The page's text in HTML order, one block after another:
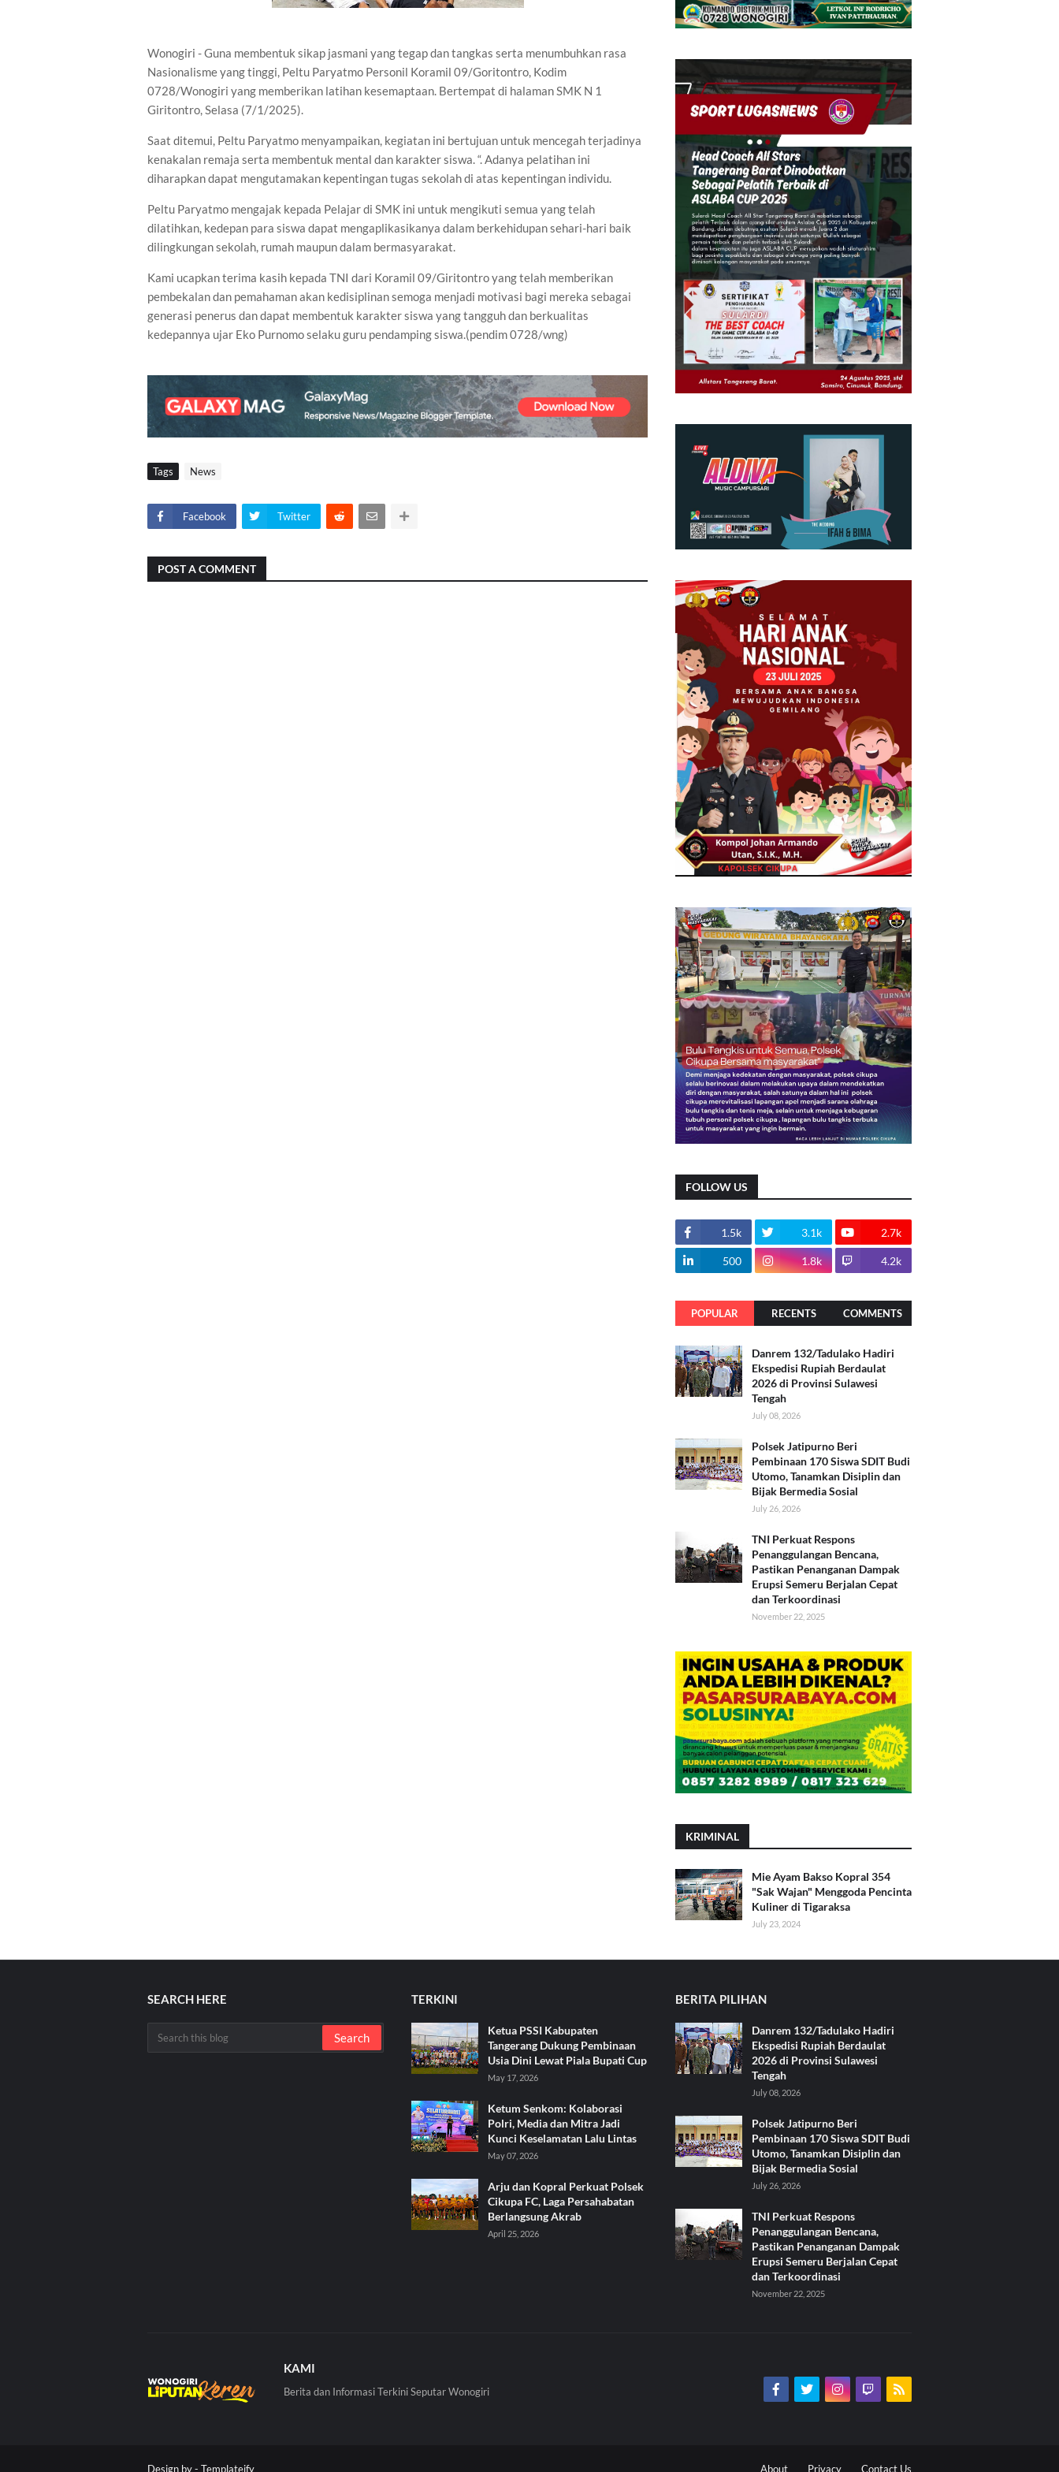
Wonogiri - Guna membentuk sikap jasmani yang tegap dan tangkas serta menumbuhkan rasa
Nasionalisme yang tinggi, Peltu Paryatmo Personil Koramil 09/Goritontro, Kodim
0728/Wonogiri yang memberikan latihan kesemaptaan. Bertempat di halaman SMK N 1
Giritontro, Selasa (7/1/2025).
Saat ditemui, Peltu Paryatmo menyampaikan, kegiatan ini bertujuan untuk mencegah terjadinya
kenakalan remaja serta membentuk mental dan karakter siswa. “. Adanya pelatihan ini
diharapkan dapat mengutamakan kepentingan tugas sekolah di atas kepentingan individu.
Peltu Paryatmo mengajak kepada Pelajar di SMK ini untuk mengikuti semua yang telah
dilatihkan, kedepan para siswa dapat mengaplikasikanya dalam berkehidupan sehari-hari baik
dilingkungan sekolah, rumah maupun dalam bermasyarakat.
Kami ucapkan terima kasih kepada TNI dari Koramil 09/Giritontro yang telah memberikan
pembekalan dan pemahaman akan kedisiplinan semoga menjadi motivasi bagi mereka sebagai
generasi penerus dan dapat membentuk karakter siswa yang tangguh dan berkualitas
kedepannya ujar Eko Purnomo selaku guru pendamping siswa.(pendim 0728/wng)
Tags News
Facebook Twitter
POST A COMMENT
FOLLOW US
1.5k 3.1k 2.7k
500 1.8k 4.2k
POPULAR RECENTS COMMENTS
Danrem 132/Tadulako Hadiri
Ekspedisi Rupiah Berdaulat
2026 di Provinsi Sulawesi
Tengah
July 08, 2026
Polsek Jatipurno Beri
Pembinaan 170 Siswa SDIT Budi
Utomo, Tanamkan Disiplin dan
Bijak Bermedia Sosial
July 26, 2026
TNI Perkuat Respons
Penanggulangan Bencana,
Pastikan Penanganan Dampak
Erupsi Semeru Berjalan Cepat
dan Terkoordinasi
November 22, 2025
KRIMINAL
Mie Ayam Bakso Kopral 354
"Sak Wajan" Menggoda Pencinta
Kuliner di Tigaraksa
July 23, 2024
SEARCH HERE TERKINI
Ketua PSSI Kabupaten
Tangerang Dukung Pembinaan
Usia Dini Lewat Piala Bupati Cup
May 17, 2026
Ketum Senkom: Kolaborasi
Polri, Media dan Mitra Jadi
Kunci Keselamatan Lalu Lintas
May 07, 2026
Arju dan Kopral Perkuat Polsek
Cikupa FC, Laga Persahabatan
Berlangsung Akrab
April 25, 2026
BERITA PILIHAN
Danrem 132/Tadulako Hadiri
Ekspedisi Rupiah Berdaulat
2026 di Provinsi Sulawesi
Tengah
July 08, 2026
Polsek Jatipurno Beri
Pembinaan 170 Siswa SDIT Budi
Utomo, Tanamkan Disiplin dan
Bijak Bermedia Sosial
July 26, 2026
TNI Perkuat Respons
Penanggulangan Bencana,
Pastikan Penanganan Dampak
Erupsi Semeru Berjalan Cepat
dan Terkoordinasi
November 22, 2025
KAMI
Berita dan Informasi Terkini Seputar Wonogiri
Design by - Templateify About Privacy Contact Us